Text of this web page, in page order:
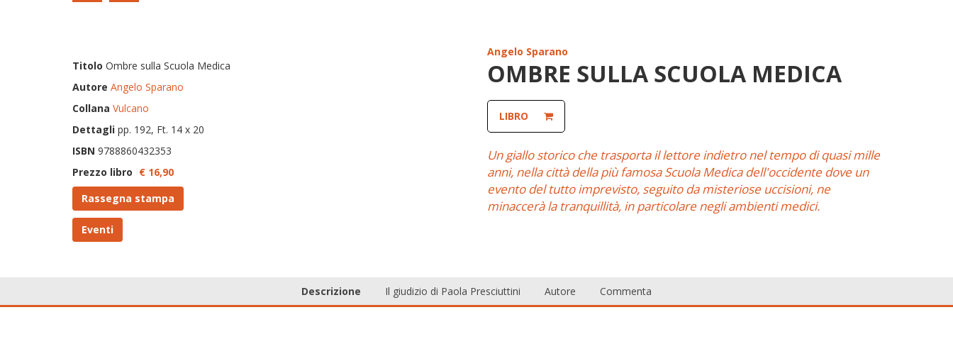
Titolo Ombre sulla Scuola Medica
Autore Angelo Sparano
Collana Vulcano
Dettagli pp. 192, Ft. 14 x 20
ISBN 9788860432353
Prezzo libro € 16,90
Rassegna stampa
Eventi
Angelo Sparano
OMBRE SULLA SCUOLA MEDICA
LIBRO
Un giallo storico che trasporta il lettore indietro nel tempo di quasi mille
anni, nella città della più famosa Scuola Medica dell'occidente dove un
evento del tutto imprevisto, seguito da misteriose uccisioni, ne
minaccerà la tranquillità, in particolare negli ambienti medici.
Descrizione Il giudizio di Paola Presciuttini Autore Commenta